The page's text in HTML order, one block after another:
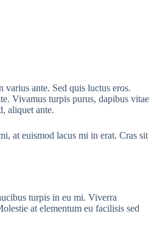
ante. Sed quis luctus eros.
Vivamus turpis purus, dapibus vitae
aliquet ante.
at euismod lacus mi in erat. Cras sit
turpis in eu mi. Viverra
at elementum eu facilisis sed